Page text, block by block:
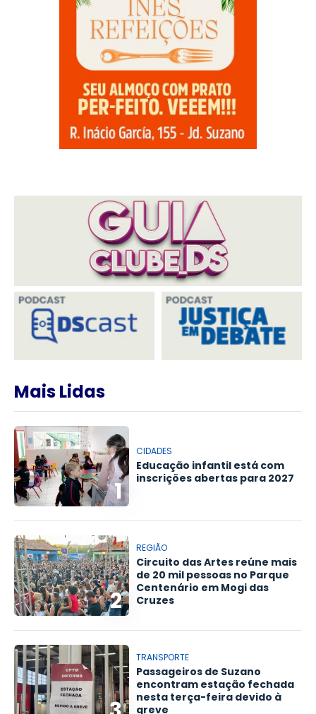
Mais Lidas
1
CIDADES
Educação infantil está com
inscrições abertas para 2027
2
REGIÃO
Circuito das Artes reúne mais
de 20 mil pessoas no Parque
Centenário em Mogi das
Cruzes
TRANSPORTE
Passageiros de Suzano
encontram estação fechada
nesta terça-feira devido à
greve